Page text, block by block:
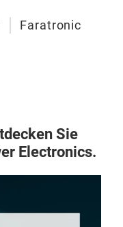
Faratronic
Sie
Electronics.